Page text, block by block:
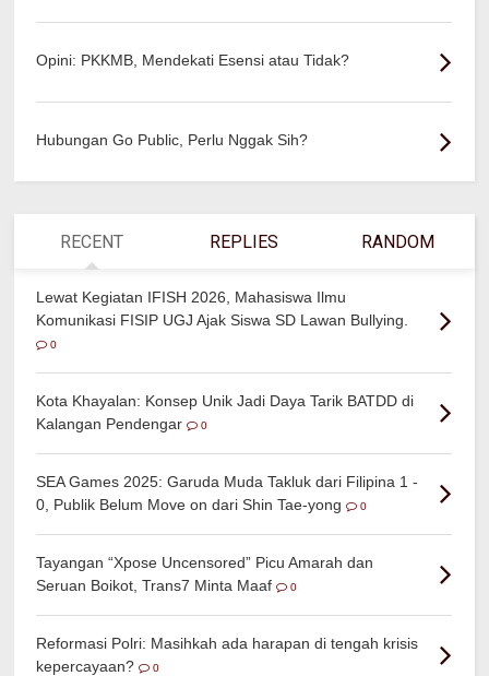
Opini: PKKMB, Mendekati Esensi atau Tidak?
Hubungan Go Public, Perlu Nggak Sih?
RECENT REPLIES RANDOM
Lewat Kegiatan IFISH 2026, Mahasiswa Ilmu
Komunikasi FISIP UGJ Ajak Siswa SD Lawan Bullying.
0
Kota Khayalan: Konsep Unik Jadi Daya Tarik BATDD di
Kalangan Pendengar
0
SEA Games 2025: Garuda Muda Takluk dari Filipina 1 -
0, Publik Belum Move on dari Shin Tae-yong
0
Tayangan “Xpose Uncensored” Picu Amarah dan
Seruan Boikot, Trans7 Minta Maaf
0
Reformasi Polri: Masihkah ada harapan di tengah krisis
kepercayaan?
0